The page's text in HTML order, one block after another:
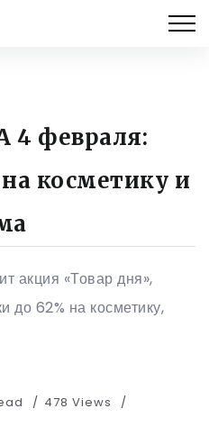
4 февраля:
косметику и
акция «Товар дня»,
до 62% на косметику,
478 Views